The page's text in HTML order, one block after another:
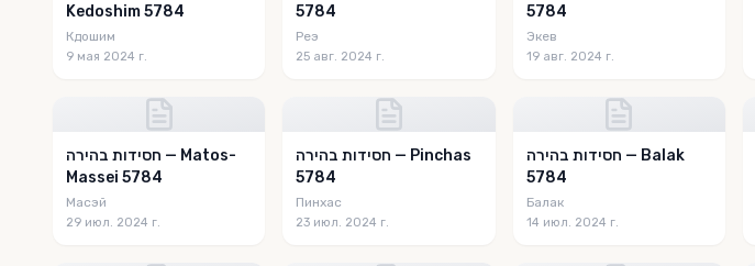
Kedoshim 5784
Кдошим
9 мая 2024 г.
5784
Реэ
25 авг. 2024 г.
5784
Экев
19 авг. 2024 г.
חסידות בהירה — Matos-
Massei 5784
Масэй
29 июл. 2024 г.
חסידות בהירה — Pinchas
5784
Пинхас
23 июл. 2024 г.
חסידות בהירה — Balak
5784
Балак
14 июл. 2024 г.